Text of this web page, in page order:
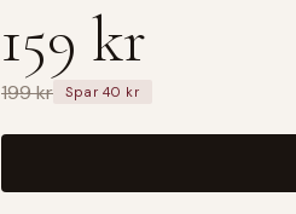
159 kr
199 kr Spar 40 kr